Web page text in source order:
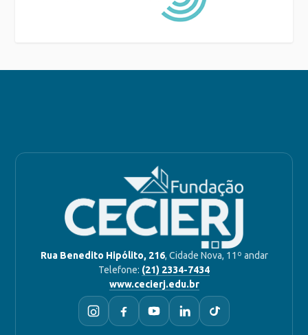
Rua Benedito Hipólito, 216, Cidade Nova, 11º andar
Telefone: (21) 2334-7434
www.cecierj.edu.br